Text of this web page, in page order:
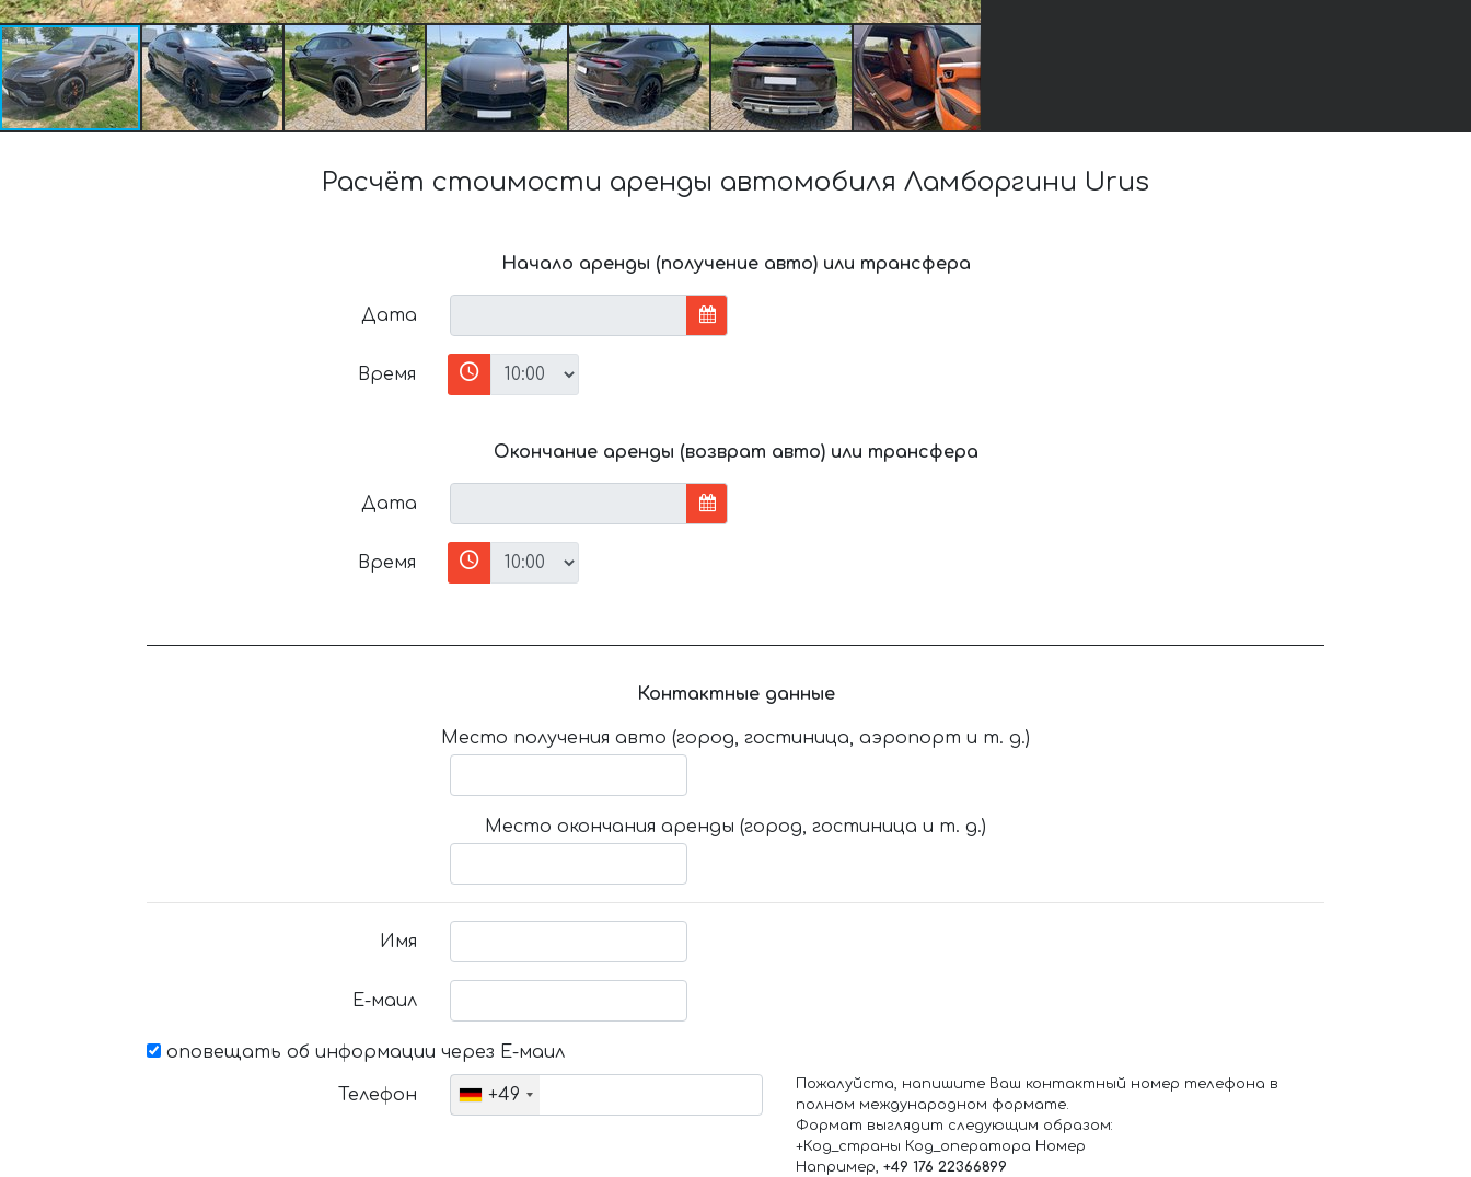
Расчёт стоимости аренды автомобиля Ламборгини Urus
Начало аренды (получение авто) или трансфера
Дата
Время
Окончание аренды (возврат авто) или трансфера
Дата
Время
Контактные данные
Место получения авто (город, гостиница, аэропорт и т. д.)
Место окончания аренды (город, гостиница и т. д.)
Имя
Е-маил
оповещать об информации через Е-маил
Телефон +49
Пожалуйста, напишите Ваш контактный номер телефона в
полном международном формате.
Формат выглядит следующим образом:
+Код_страны Код_оператора Номер
Например, +49 176 22366899